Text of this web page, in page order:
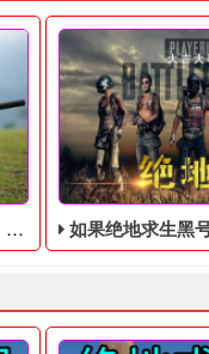
如果绝地求生黑